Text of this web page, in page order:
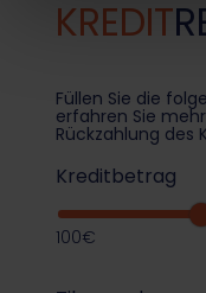
KREDIT
Füllen Sie die
erfahren Sie
Rückzahlung des
Kreditbetrag
100€